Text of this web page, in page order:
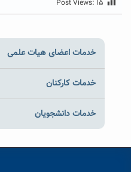
Post Views: ۱۵
خدمات اعضای هیات علمی
خدمات کارکنان
خدمات دانشجویان